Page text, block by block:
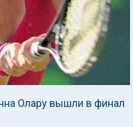
Олару вышли в финал